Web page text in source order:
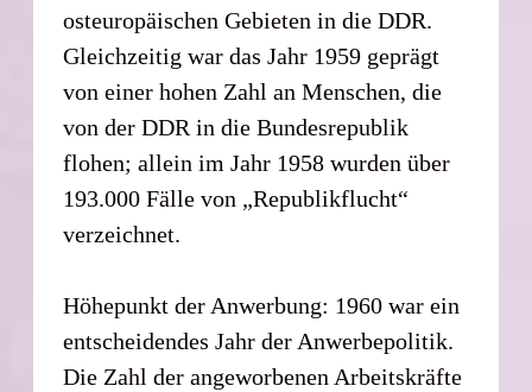
osteuropäischen Gebieten in die DDR.
Gleichzeitig war das Jahr 1959 geprägt
von einer hohen Zahl an Menschen, die
von der DDR in die Bundesrepublik
flohen; allein im Jahr 1958 wurden über
193.000 Fälle von „Republikflucht“
verzeichnet.
Höhepunkt der Anwerbung: 1960 war ein
entscheidendes Jahr der Anwerbepolitik.
Die Zahl der angeworbenen Arbeitskräfte